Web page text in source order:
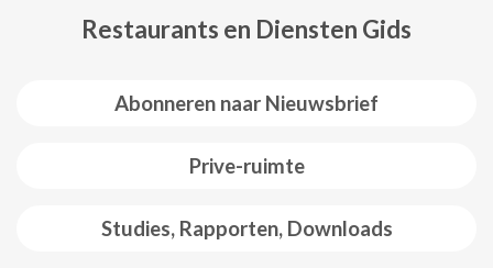
Abonneren naar Nieuwsbrief
Prive-ruimte
Studies, Rapporten, Downloads
Restaurants en Diensten Gids